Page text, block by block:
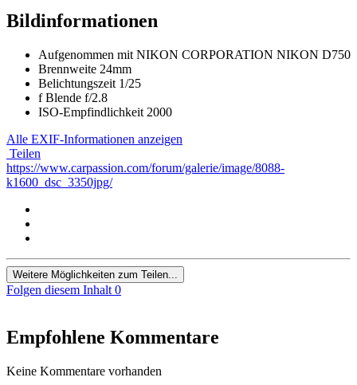
Bildinformationen
Aufgenommen mit NIKON CORPORATION NIKON D750
Brennweite 24mm
Belichtungszeit 1/25
f Blende f/2.8
ISO-Empfindlichkeit 2000
Alle EXIF-Informationen anzeigen
Teilen
https://www.carpassion.com/forum/galerie/image/8088-
k1600_dsc_3350jpg/
Weitere Möglichkeiten zum Teilen...
Folgen diesem Inhalt 0
Empfohlene Kommentare
Keine Kommentare vorhanden